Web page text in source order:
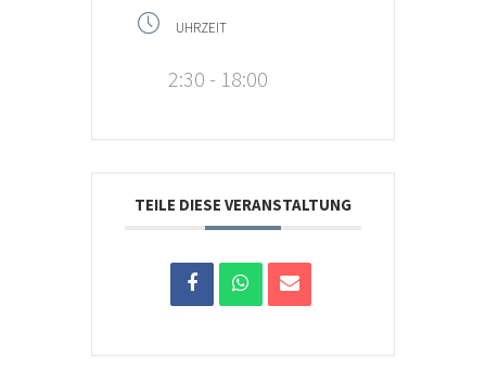
UHRZEIT
2:30 - 18:00
TEILE DIESE VERANSTALTUNG